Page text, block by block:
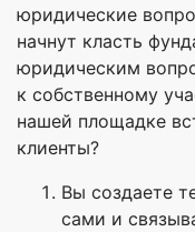
юридические
начнут класть
юридическим
к собственному
нашей площадке
клиенты?
Вы создаете
сами и